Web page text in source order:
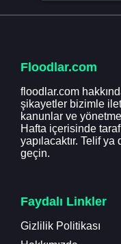
Floodlar.com
floodlar.com
şikayetler bizimle
kanunlar ve
Hafta içerisinde
yapılacaktır. Telif
geçin.
Faydalı Linkler
Gizlilik Politikası